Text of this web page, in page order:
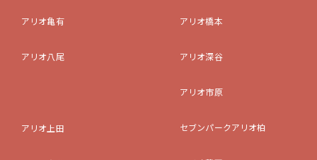
アリオ亀有
アリオ八尾
アリオ上田
アリオ橋本
アリオ深谷
アリオ市原
セブンパークアリオ柏